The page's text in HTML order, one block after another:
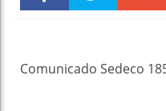
Comunicado Sedeco